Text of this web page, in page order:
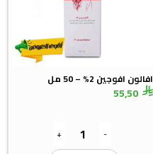
افالون افوجين 2% – 50 مل
55,50
-
+